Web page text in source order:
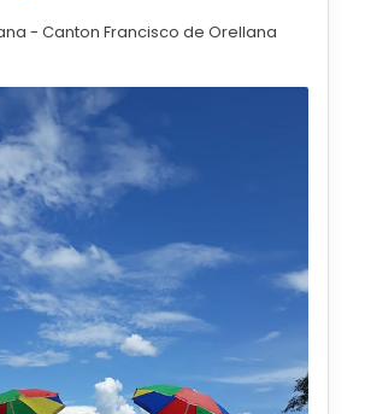
- Canton Francisco de Orellana